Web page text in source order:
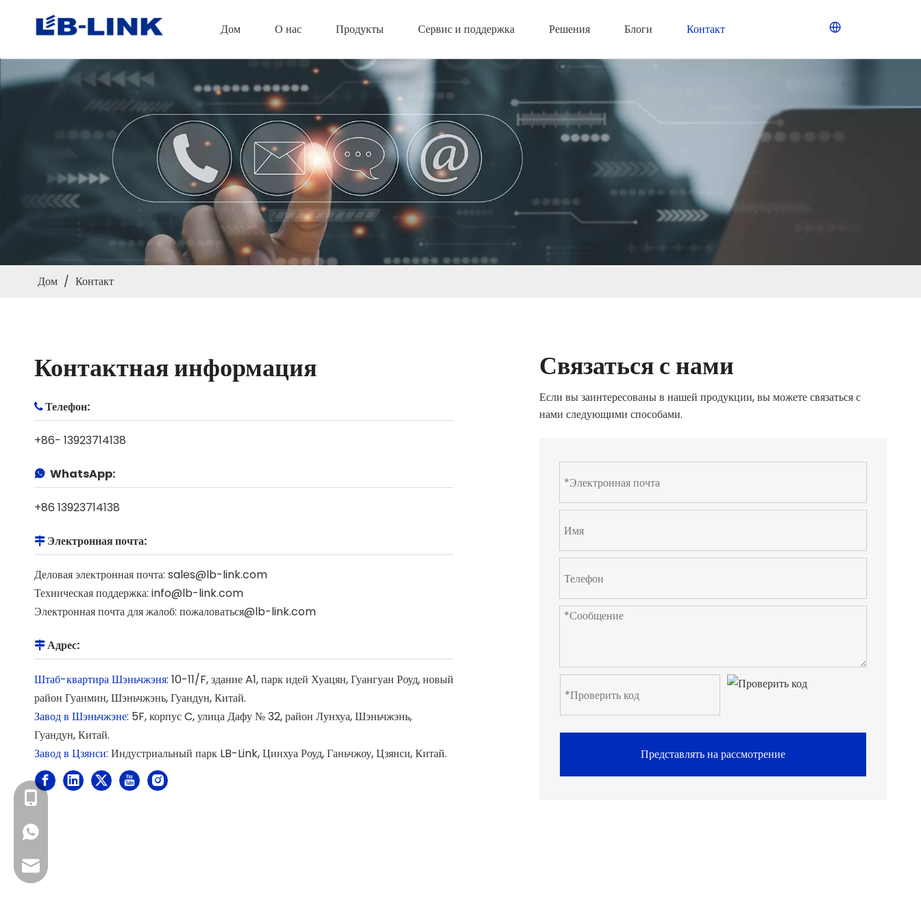
Дом О нас Продукты Сервис и поддержка Решения Блоги Контакт
Дом / Контакт
Контактная информация
Телефон:
+86- 13923714138
 WhatsApp:
+86 13923714138
 Электронная почта:
Деловая электронная почта: sales@lb-link.com
Техническая поддержка: info@lb-link.com
Электронная почта для жалоб: пожаловаться@lb-link.com
Адрес:
Штаб-квартира Шэньчжэня: 10-11/F, здание A1, парк идей Хуацян, Гуангуан Роуд, новый
район Гуанмин, Шэньчжэнь, Гуандун, Китай.
Завод в Шэньчжэне: 5F, корпус C, улица Дафу № 32, район Лунхуа, Шэньчжэнь,
Гуандун, Китай.
Завод в Цзянси: Индустриальный парк LB-Link, Цинхуа Роуд, Ганьчжоу, Цзянси, Китай.
Связаться с нами
Если вы заинтересованы в нашей продукции, вы можете связаться с
нами следующими способами.
Представлять на рассмотрение